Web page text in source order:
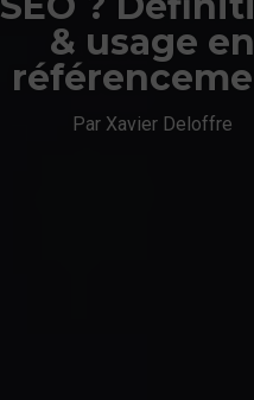
& usage en
Par Xavier Deloffre